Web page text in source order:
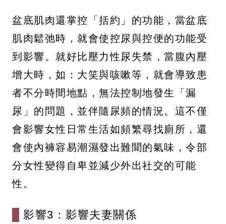
盆底肌肉還掌控「括約」的功能，當盆底
肌肉鬆弛時，就會使控尿與控便的功能受
到影響。就好比壓力性尿失禁，當腹內壓
增大時，如：大笑與咳嗽等，就會導致患
者不分時間地點，無法控制地發生「漏
尿」的問題，並伴隨尿頻的情況。這不僅
會影響女性日常生活如頻繁尋找廁所，還
會使內褲容易潮濕發出難聞的氣味，令部
分女性變得自卑並減少外出社交的可能
性。
影響3：影響夫妻關係